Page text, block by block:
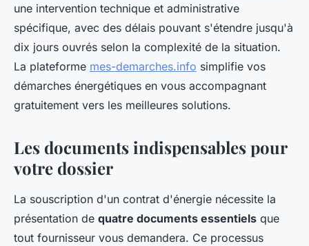
une intervention technique et administrative
spécifique, avec des délais pouvant s'étendre jusqu'à
dix jours ouvrés selon la complexité de la situation.
La plateforme mes-demarches.info simplifie vos
démarches énergétiques en vous accompagnant
gratuitement vers les meilleures solutions.
Les documents indispensables pour
votre dossier
La souscription d'un contrat d'énergie nécessite la
présentation de quatre documents essentiels que
tout fournisseur vous demandera. Ce processus